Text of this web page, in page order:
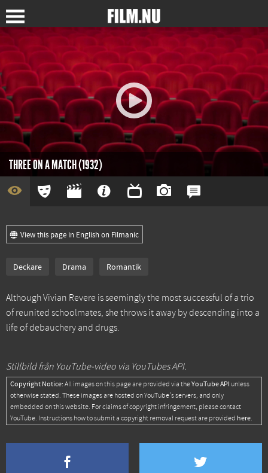
THREE ON A MATCH (1932)
View this page in English on Filmanic
Deckare Drama Romantik
Although Vivian Revere is seemingly the most successful of a trio
of reunited schoolmates, she throws it away by descending into a
life of debauchery and drugs.
Stillbild från YouTube-video via YouTubes API.
Copyright Notice: All images on this page are provided via theYouTube API unless
otherwise stated. These images are hosted on YouTube's servers, and only
embedded on this website. For claims of copyright infringement, please contact
YouTube. Instructions how to submit a copyright removal request are provided here.